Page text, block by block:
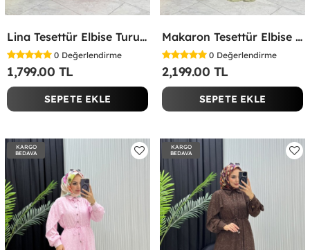
Lina Tesettür Elbise Turuncu Turuncu
0 Değerlendirme
1,799.00 TL
SEPETE EKLE
Makaron Tesettür Elbise Yeşil Yeşil
0 Değerlendirme
2,199.00 TL
SEPETE EKLE
KARGO
BEDAVA
KARGO
BEDAVA